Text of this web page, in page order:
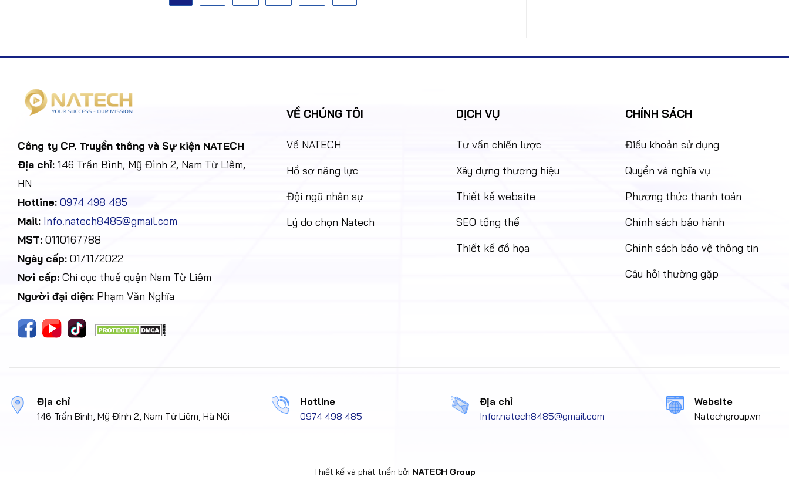
Công ty CP. Truyền thông và Sự kiện NATECH
Địa chỉ: 146 Trần Bình, Mỹ Đình 2, Nam Từ Liêm,
HN
Hotline: 0974 498 485
Mail: Info.natech8485@gmail.com
MST: 0110167788
Ngày cấp: 01/11/2022
Nơi cấp: Chi cục thuế quận Nam Từ Liêm
Người đại diện: Phạm Văn Nghĩa
VỀ CHÚNG TÔI
Về NATECH
Hồ sơ năng lực
Đội ngũ nhân sự
Lý do chọn Natech
DỊCH VỤ
Tư vấn chiến lược
Xây dựng thương hiệu
Thiết kế website
SEO tổng thể
Thiết kế đồ họa
CHÍNH SÁCH
Điều khoản sử dụng
Quyền và nghĩa vụ
Phương thức thanh toán
Chính sách bảo hành
Chính sách bảo vệ thông tin
Câu hỏi thường gặp
Địa chỉ
146 Trần Bình, Mỹ Đình 2, Nam Từ Liêm, Hà Nội
Hotline
0974 498 485
Địa chỉ
Infor.natech8485@gmail.com
Website
Natechgroup.vn
Thiết kế và phát triển bởi NATECH Group